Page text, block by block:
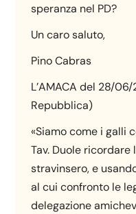
speranza nel PD?
Un caro saluto,
Pino Cabras
L’AMACA del 28/
Repubblica)
«Siamo come i galli
Tav. Duole ricordare
stravinsero, e
al cui confronto le
delegazione